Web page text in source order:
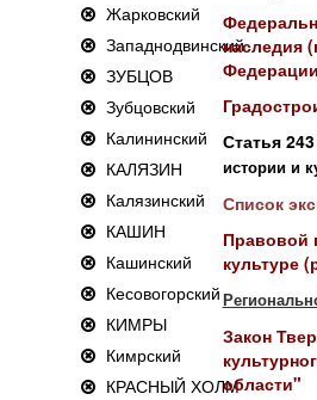
Жарковский
Западнодвинский
ЗУБЦОВ
Зубцовский
Калининский
КАЛЯЗИН
Калязинский
КАШИН
Кашинский
Кесовогорский
КИМРЫ
Кимрский
КРАСНЫЙ ХОЛМ
наследия
Статья
истории и
Список
Правовой
культуре
Закон
области"